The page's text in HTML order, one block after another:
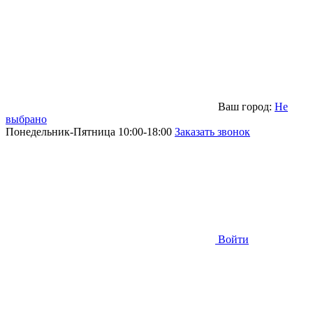
Ваш город: Не
выбрано
Понедельник-Пятница 10:00-18:00 Заказать звонок
Войти